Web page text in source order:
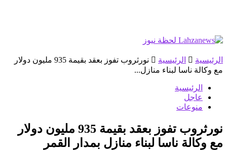
الرئيسية الرئيسية
نورثروب تفوز بعقد بقيمة 935 مليون دولار
مع وكالة ناسا لبناء منازل...
الرئيسية
عاجل
منوعات
نورثروب تفوز بعقد بقيمة 935 مليون دولار
مع وكالة ناسا لبناء منازل بمدار القمر